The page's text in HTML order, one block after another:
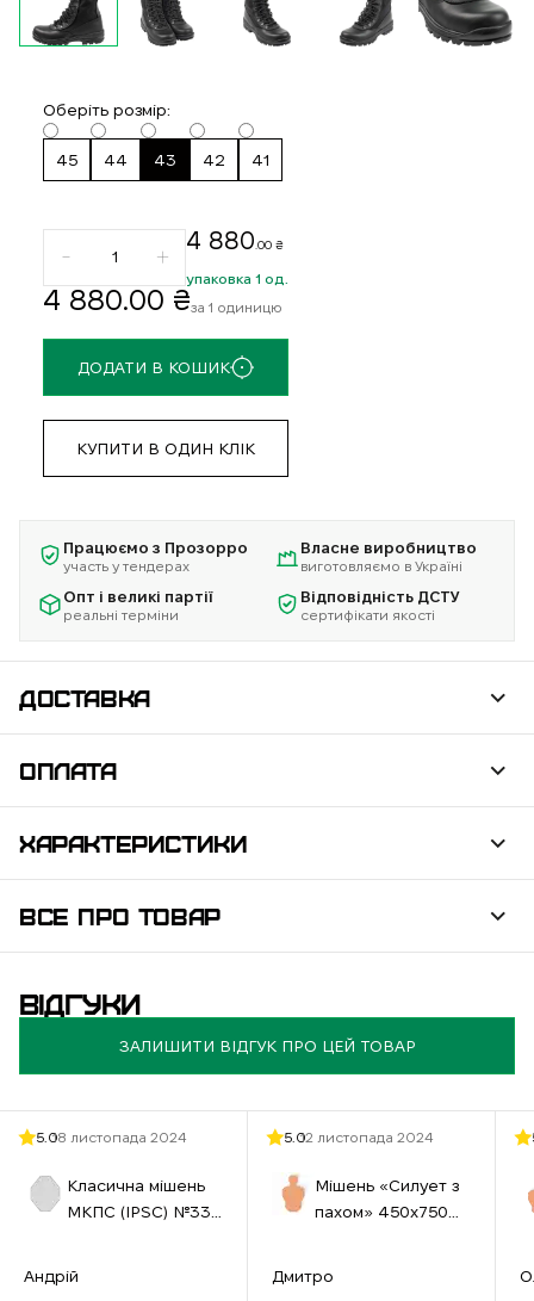
Працюємо з Прозорро
участь у тендерах
Власне виробництво
виготовляємо в Україні
Опт і великі партії
реальні терміни
Відповідність ДСТУ
сертифікати якості
ДОСТАВКА
ОПЛАТА
ХАРАКТЕРИСТИКИ
ВСЕ ПРО ТОВАР
Оберіть розмір:
45 44 43 42 41
4 880 .00 ₴
упаковка 1 од.
4 880.00 ₴за 1 одиницю
ДОДАТИ В КОШИК
КУПИТИ В ОДИН КЛІК
ВІДГУКИ
ЗАЛИШИТИ ВІДГУК ПРО ЦЕЙ ТОВАР
5.018 листопада 2024
Класична мішень
МКПС (IPSС) №33
Андрій
5.012 листопада 2024
Мішень «Силует з
пахом» 450х750
Дмитро